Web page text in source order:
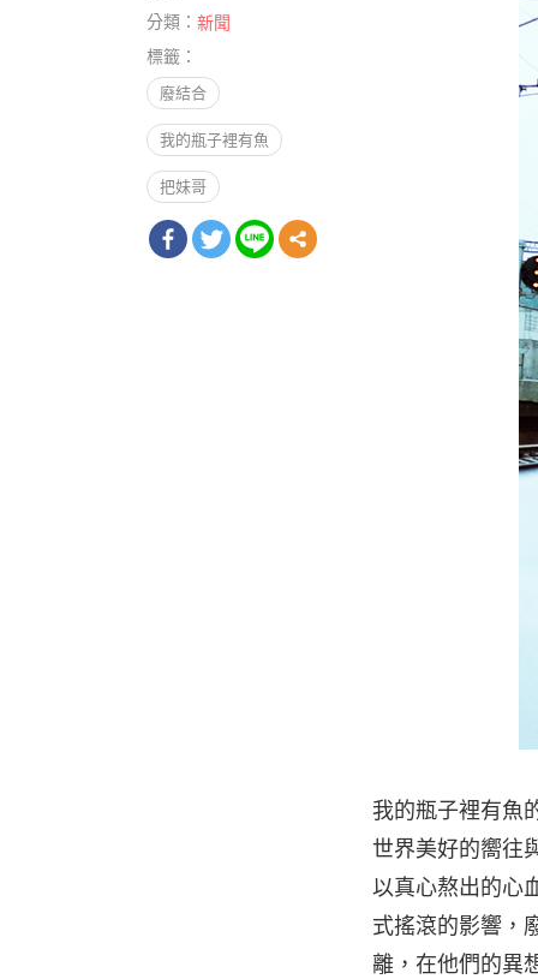
我的瓶子裡有魚
世界美好的嚮往
以真心熬出的心
式搖滾的影響，
離，在他們的異
分類： 新聞
標籤：
廢結合
我的瓶子裡有魚
把妹哥